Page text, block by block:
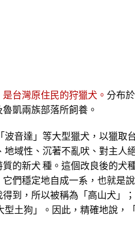
台灣原住民的狩獵犬。 分布
凱兩族部落所飼養。
音達」等大型獵犬，以獵取
域性、沉著不亂吠、對主人
的新犬 種。這個改良後的犬
們穩定地自成一系，也就是
到，所以被稱為「高山犬」
土狗」。因此，精確地說，